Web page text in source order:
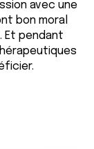
avec une
bon moral
Et pendant